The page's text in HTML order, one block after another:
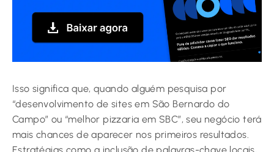
Isso significa que, quando alguém pesquisa por
“desenvolvimento de sites em São Bernardo do
Campo” ou “melhor pizzaria em SBC”, seu negócio terá
mais chances de aparecer nos primeiros resultados.